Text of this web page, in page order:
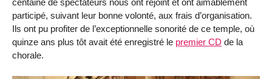
participé, suivant leur bonne volonté, aux frais d’organisation.
Ils ont pu profiter de l’exceptionnelle sonorité de ce temple, où
quinze ans plus tôt avait été enregistré le premier CD de la
chorale.